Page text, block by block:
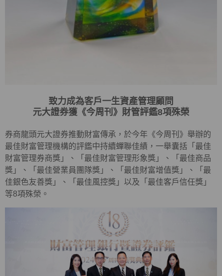
致力成為客戶一生資產管理顧問
元大證券獲《今周刊》財管評鑑8項殊榮
券商龍頭元大證券推動財富傳承，於今年《今周刊》舉辦的
最佳財富管理機構的評鑑中持續蟬聯佳績，一舉囊括「最佳
財富管理券商獎」、「最佳財富管理形象獎」、「最佳商品
獎」、「最佳營業員團隊獎」、「最佳財富增值獎」、「最
佳銀色友善獎」、「最佳風控獎」以及「最佳客戶信任獎」
等8項殊榮。